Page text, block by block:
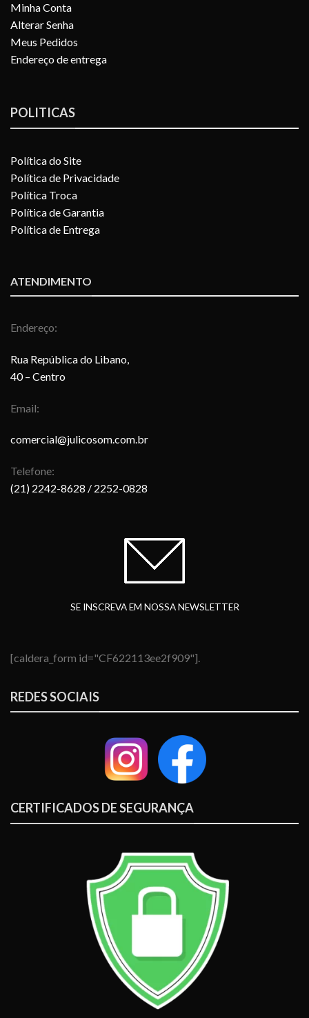
Minha Conta
Alterar Senha
Meus Pedidos
Endereço de entrega
POLITICAS
Política do Site
Política de Privacidade
Política Troca
Política de Garantia
Política de Entrega
ATENDIMENTO
Endereço:
Rua República do Libano,
40 – Centro
Email:
comercial@julicosom.com.br
Telefone:
(21) 2242-8628 / 2252-0828
SE INSCREVA EM NOSSA NEWSLETTER
[caldera_form id="CF622113ee2f909"].
REDES SOCIAIS
CERTIFICADOS DE SEGURANÇA